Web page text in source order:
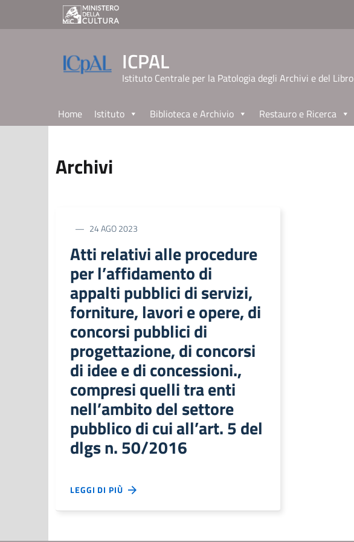
ICPAL
Istituto Centrale per la Patologia degli Archivi e del Libro
Home Istituto Biblioteca e Archivio Restauro e Ricerca
Archivi
24 AGO 2023
Atti relativi alle procedure
per l’affidamento di
appalti pubblici di servizi,
forniture, lavori e opere, di
concorsi pubblici di
progettazione, di concorsi
di idee e di concessioni.,
compresi quelli tra enti
nell’ambito del settore
pubblico di cui all’art. 5 del
dlgs n. 50/2016
LEGGI DI PIÙ